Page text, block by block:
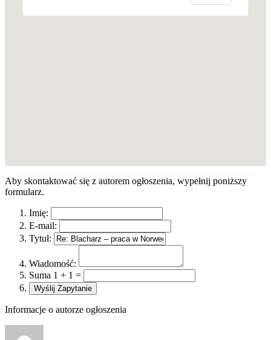
Aby skontaktować się z autorem ogłoszenia, wypełnij poniższy
formularz.
Imię:
E-mail:
Tytuł:
Wiadomość:
Suma 1 + 1 =
Informacje o autorze ogłoszenia